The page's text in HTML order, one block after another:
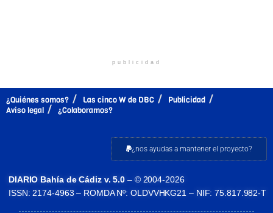
publicidad
¿Quiénes somos? Las cinco W de DBC
Publicidad
Aviso legal
¿Colaboramos?
¿nos ayudas a mantener el proyecto?
DIARIO Bahía de Cádiz v. 5.0 – © 2004-2026
ISSN: 2174-4963 – ROMDA Nº: OLDVVHKG21 – NIF: 75.817.982-T